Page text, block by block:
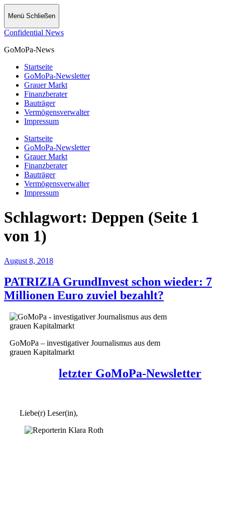
Menü Schließen
Confidential News
GoMoPa-News
Startseite
GoMoPa-Newsletter
Grauer Markt
Finanzberater
Bauträger
Vermögensverwalter
Impressum
Startseite
GoMoPa-Newsletter
Grauer Markt
Finanzberater
Bauträger
Vermögensverwalter
Impressum
Schlagwort: Deppen (Seite 1
von 1)
August 8, 2018
PATRIZIA GrundInvest schon wieder: 7
Millionen Euro zuviel bezahlt?
GoMoPa – investigativer Journalismus aus dem
grauen Kapitalmarkt
letzter GoMoPa-Newsletter
Liebe(r) Leser(in),